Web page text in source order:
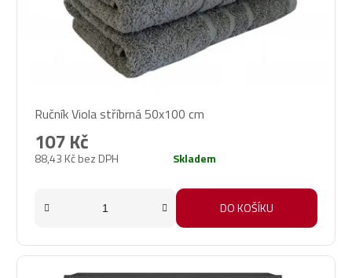
Ručník Viola stříbrná 50x100 cm
88,43 Kč bez DPH
107 Kč
Skladem
DO KOŠÍKU